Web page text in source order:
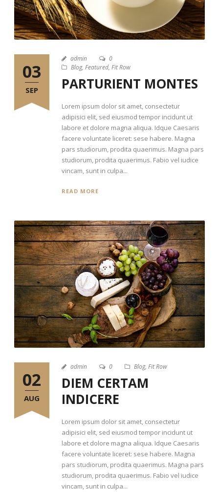
03
SEP
admin
0
Blog, Featured, Fit Row
PARTURIENT MONTES
Lorem ipsum dolor sit amet, consectetur
adipisici elit, sed eiusmod tempor incidunt ut
labore et dolore magna aliqua. Idque Caesaris
facere voluntate liceret: sese habere. Magna
pars studiorum, prodita quaerimus. Magna pars
studiorum, prodita quaerimus. Fabio vel iudice
vincam, sunt in culpa...
READ MORE
02
AUG
admin 0 Blog, Fit Row
DIEM CERTAM
INDICERE
Lorem ipsum dolor sit amet, consectetur
adipisici elit, sed eiusmod tempor incidunt ut
labore et dolore magna aliqua. Idque Caesaris
facere voluntate liceret: sese habere. Magna
pars studiorum, prodita quaerimus. Magna pars
studiorum, prodita quaerimus. Fabio vel iudice
vincam, sunt in culpa...